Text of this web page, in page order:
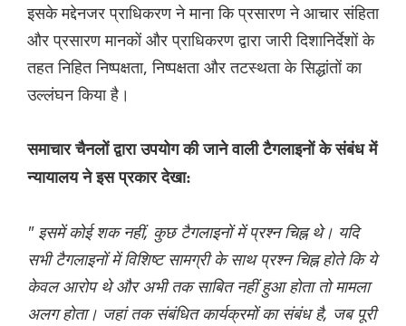
इसके मद्देनजर प्राधिकरण ने माना कि प्रसारण ने आचार संहिता
और प्रसारण मानकों और प्राधिकरण द्वारा जारी दिशानिर्देशों के
तहत निहित निष्पक्षता, निष्पक्षता और तटस्थता के सिद्धांतों का
उल्लंघन किया है।
समाचार चैनलों द्वारा उपयोग की जाने वाली टैगलाइनों के संबंध में
न्यायालय ने इस प्रकार देखा:
" इसमें कोई शक नहीं, कुछ टैगलाइनों में प्रश्न चिह्न थे। यदि
सभी टैगलाइनों में विशिष्ट सामग्री के साथ प्रश्न चिह्न होते कि ये
केवल आरोप थे और अभी तक साबित नहीं हुआ होता तो मामला
अलग होता। जहां तक संबंधित कार्यक्रमों का संबंध है, जब पूरी